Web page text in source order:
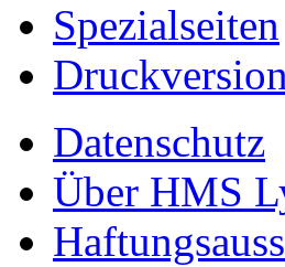
Spezialseiten
Druckversion
Datenschutz
Über HMS